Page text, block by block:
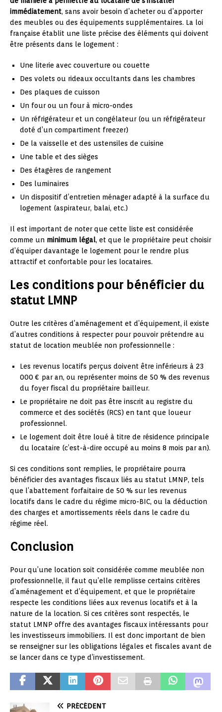
immédiatement, sans avoir besoin d’acheter ou d’apporter
des meubles ou des équipements supplémentaires. La loi
française établit une liste précise des éléments qui doivent
être présents dans le logement :
Une literie avec couverture ou couette
Des volets ou rideaux occultants dans les chambres
Des plaques de cuisson
Un four ou un four à micro-ondes
Un réfrigérateur et un congélateur (ou un réfrigérateur
doté d’un compartiment freezer)
De la vaisselle et des ustensiles de cuisine
Une table et des sièges
Des étagères de rangement
Des luminaires
Un dispositif d’entretien ménager adapté à la surface du
logement (aspirateur, balai, etc.)
Il est important de noter que cette liste est considérée
comme un minimum légal, et que le propriétaire peut choisir
d’équiper davantage le logement pour le rendre plus
attractif et confortable pour les locataires.
Les conditions pour bénéficier du
statut LMNP
Outre les critères d’aménagement et d’équipement, il existe
d’autres conditions à respecter pour pouvoir prétendre au
statut de location meublée non professionnelle :
Les revenus locatifs perçus doivent être inférieurs à 23
000 € par an, ou représenter moins de 50 % des revenus
du foyer fiscal du propriétaire bailleur.
Le propriétaire ne doit pas être inscrit au registre du
commerce et des sociétés (RCS) en tant que loueur
professionnel.
Le logement doit être loué à titre de résidence principale
du locataire (c’est-à-dire occupé au moins 8 mois par an).
Si ces conditions sont remplies, le propriétaire pourra
bénéficier des avantages fiscaux liés au statut LMNP, tels
que l’abattement forfaitaire de 50 % sur les revenus
locatifs dans le cadre du régime micro-BIC, ou la déduction
des charges et amortissements réels dans le cadre du
régime réel.
Conclusion
Pour qu’une location soit considérée comme meublée non
professionnelle, il faut qu’elle remplisse certains critères
d’aménagement et d’équipement, et que le propriétaire
respecte les conditions liées aux revenus locatifs et à la
nature de la location. Si ces critères sont respectés, le
statut LMNP offre des avantages fiscaux intéressants pour
les investisseurs immobiliers. Il est donc important de bien
se renseigner sur les obligations légales et fiscales avant de
se lancer dans ce type d’investissement.
PRÉCÉDENT